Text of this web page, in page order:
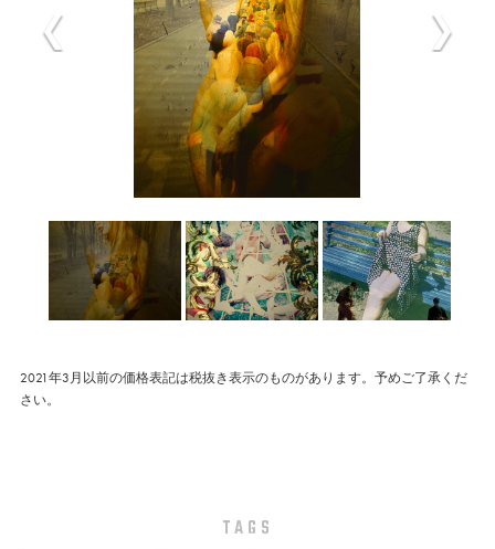
2021年3月以前の価格表記は税抜き表示のものがあります。予めご了承くだ
さい。
TAGS